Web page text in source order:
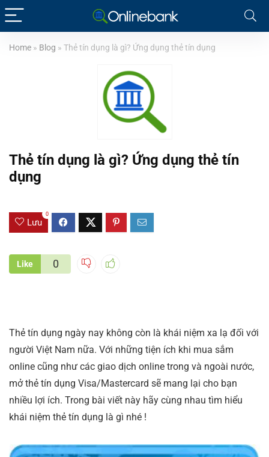
Home » Blog » Thẻ tín dụng là gì? Ứng dụng thẻ tín dụng
Thẻ tín dụng là gì? Ứng dụng thẻ tín
dụng
Lưu
0
Like 0
Thẻ tín dụng ngày nay không còn là khái niệm xa lạ đối với
người Việt Nam nữa. Với những tiện ích khi mua sắm
online cũng như các giao dịch online trong và ngoài nước,
mở thẻ tín dụng Visa/Mastercard sẽ mang lại cho bạn
nhiều lợi ích. Trong bài viết này hãy cùng nhau tìm hiểu
khái niệm thẻ tín dụng là gì nhé !